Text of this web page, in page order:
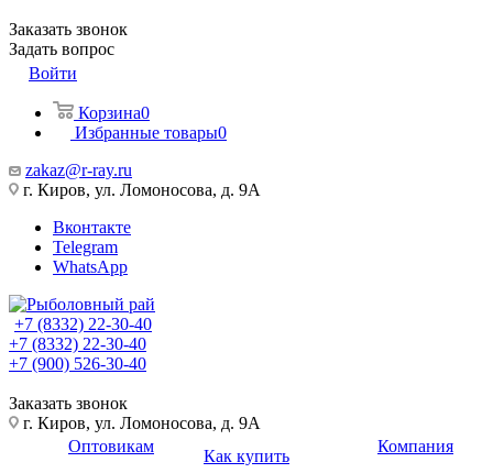
Заказать звонок
Задать вопрос
Войти
Корзина0
Избранные товары0
zakaz@r-ray.ru
г. Киров, ул. Ломоносова, д. 9А
Вконтакте
Telegram
WhatsApp
+7 (8332) 22-30-40
+7 (8332) 22-30-40
+7 (900) 526-30-40
Заказать звонок
г. Киров, ул. Ломоносова, д. 9А
Оптовикам
Как купить
Компания